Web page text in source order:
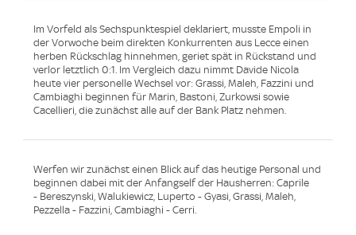
Im Vorfeld als Sechspunktespiel deklariert, musste Empoli in
der Vorwoche beim direkten Konkurrenten aus Lecce einen
herben Rückschlag hinnehmen, geriet spät in Rückstand und
verlor letztlich 0:1. Im Vergleich dazu nimmt Davide Nicola
heute vier personelle Wechsel vor: Grassi, Maleh, Fazzini und
Cambiaghi beginnen für Marin, Bastoni, Zurkowsi sowie
Cacellieri, die zunächst alle auf der Bank Platz nehmen.
Werfen wir zunächst einen Blick auf das heutige Personal und
beginnen dabei mit der Anfangself der Hausherren: Caprile
- Bereszynski, Walukiewicz, Luperto - Gyasi, Grassi, Maleh,
Pezzella - Fazzini, Cambiaghi - Cerri.